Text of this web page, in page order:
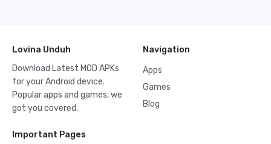
Lovina Unduh
Download Latest MOD APKs
for your Android device.
Popular apps and games, we
got you covered.
Navigation
Apps
Games
Blog
Important Pages